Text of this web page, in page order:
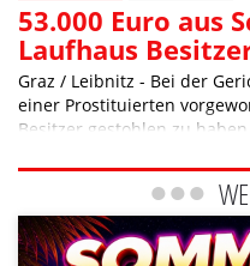
53.000 Euro aus
Laufhaus
Graz / Leibnitz - Bei der
einer Prostituierten
Besitzer gestohlen zu haben